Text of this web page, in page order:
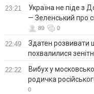
23:21
Україна не піде з
— Зеленський про
89 0
22:49
Здатен розвивати
похвалилися
22:22
Вибух у
родичка
0